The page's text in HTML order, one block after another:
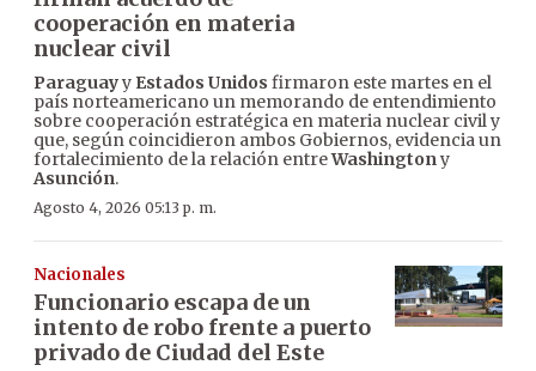
cooperación en materia
nuclear civil
Paraguayy Estados Unidos firmaron este martes en el
país norteamericano un memorando de entendimiento
sobre cooperación estratégica en materia nuclear civil y
que, según coincidieron ambos Gobiernos, evidencia un
fortalecimiento de la relación entreWashingtony
Asunción.
Agosto 4, 2026 05:13 p. m.
Nacionales
Funcionario escapa de un
intento de robo frente a puerto
privado de Ciudad del Este